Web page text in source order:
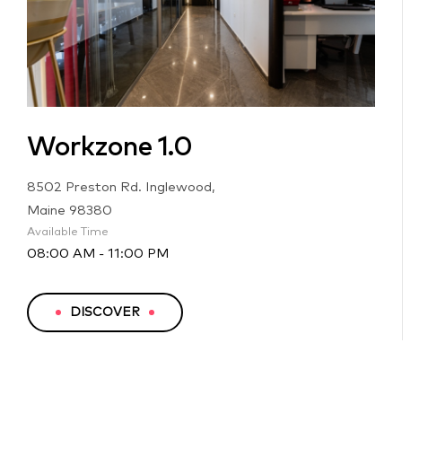
Workzone 1.0
8502 Preston Rd. Inglewood,
Maine 98380
Available Time
08:00 AM - 11:00 PM
DISCOVER